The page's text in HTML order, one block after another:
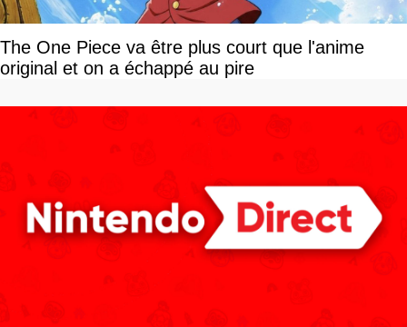
The One Piece va être plus court que l'anime
original et on a échappé au pire